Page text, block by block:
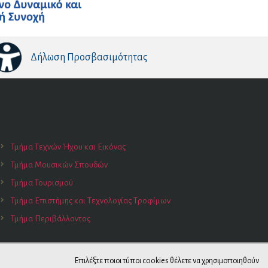
Δήλωση Προσβασιμότητας
Τμήμα Τεχνών Ήχου και Εικόνας
Τμήμα Μουσικών Σπουδών
Τμήμα Τουρισμού
Τμήμα Επιστήμης και Τεχνολογίας Τροφίμων
Τμήμα Περιβάλλοντος
Επιλέξτε ποιοι τύποι cookies θέλετε να χρησιμοποιηθούν